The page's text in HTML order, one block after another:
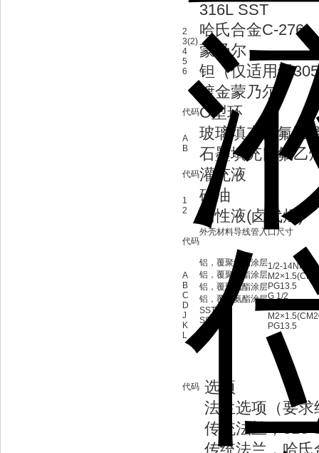
2
3(2)
4
5
6
316L SST
哈氏合金C-276
蒙乃尔
钽（仅适用于
镀金蒙乃尔
代码O型环
A
B
玻璃填充四氟乙
石墨填充四氟乙
代码灌充液
1
2
硅油
惰性液(卤代烃)
代码
外壳材料导线管入口尺寸
A
B
C
D
J
K
L
铝，覆聚氨酯涂层
铝，覆聚氨酯涂层
铝，覆聚氨酯涂层
铝，覆聚氨酯涂层
SST
SST
SST
1/2-14NPT
PG13.5
G 1/2
PG13.5
代码 选项
法兰选项（要
传统法兰，316
传统法兰，哈